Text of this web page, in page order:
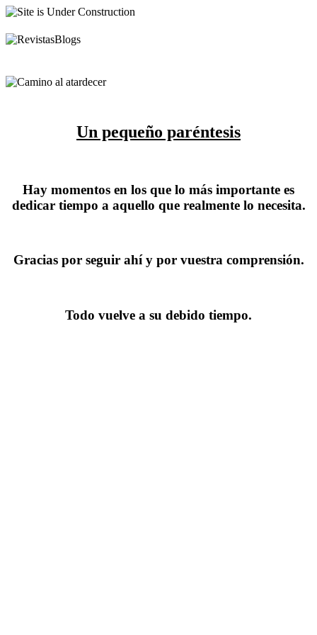
Un pequeño paréntesis
Hay momentos en los que lo más importante es
dedicar tiempo a aquello que realmente lo necesita.
Gracias por seguir ahí y por vuestra comprensión.
Todo vuelve a su debido tiempo.